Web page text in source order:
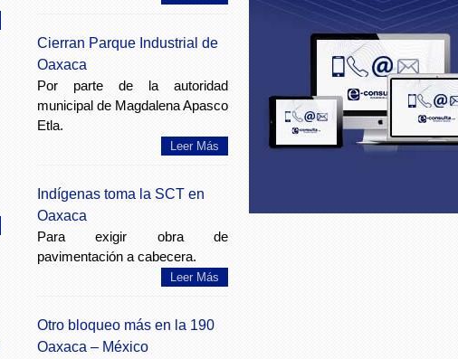
Cierran Parque Industrial de
Oaxaca
Por parte de la autoridad
municipal de Magdalena Apasco
Etla.
Leer Más
Indígenas toma la SCT en
Oaxaca
Para exigir obra de
pavimentación a cabecera.
Leer Más
Otro bloqueo más en la 190
Oaxaca – México